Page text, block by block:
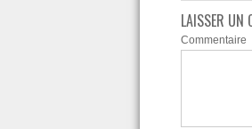
LAISSER UN
Commentaire